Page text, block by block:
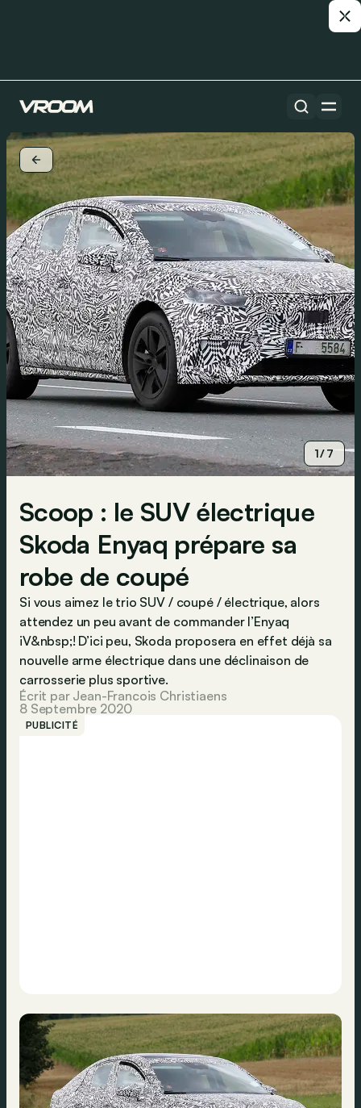
1/7
Scoop : le SUV électrique
Skoda Enyaq prépare sa
robe de coupé
Si vous aimez le trio SUV / coupé / électrique, alors
attendez un peu avant de commander l’Enyaq
iV&nbsp;! D’ici peu, Skoda proposera en effet déjà sa
nouvelle arme électrique dans une déclinaison de
carrosserie plus sportive.
Écrit par Jean-Francois Christiaens
8 Septembre 2020
PUBLICITÉ